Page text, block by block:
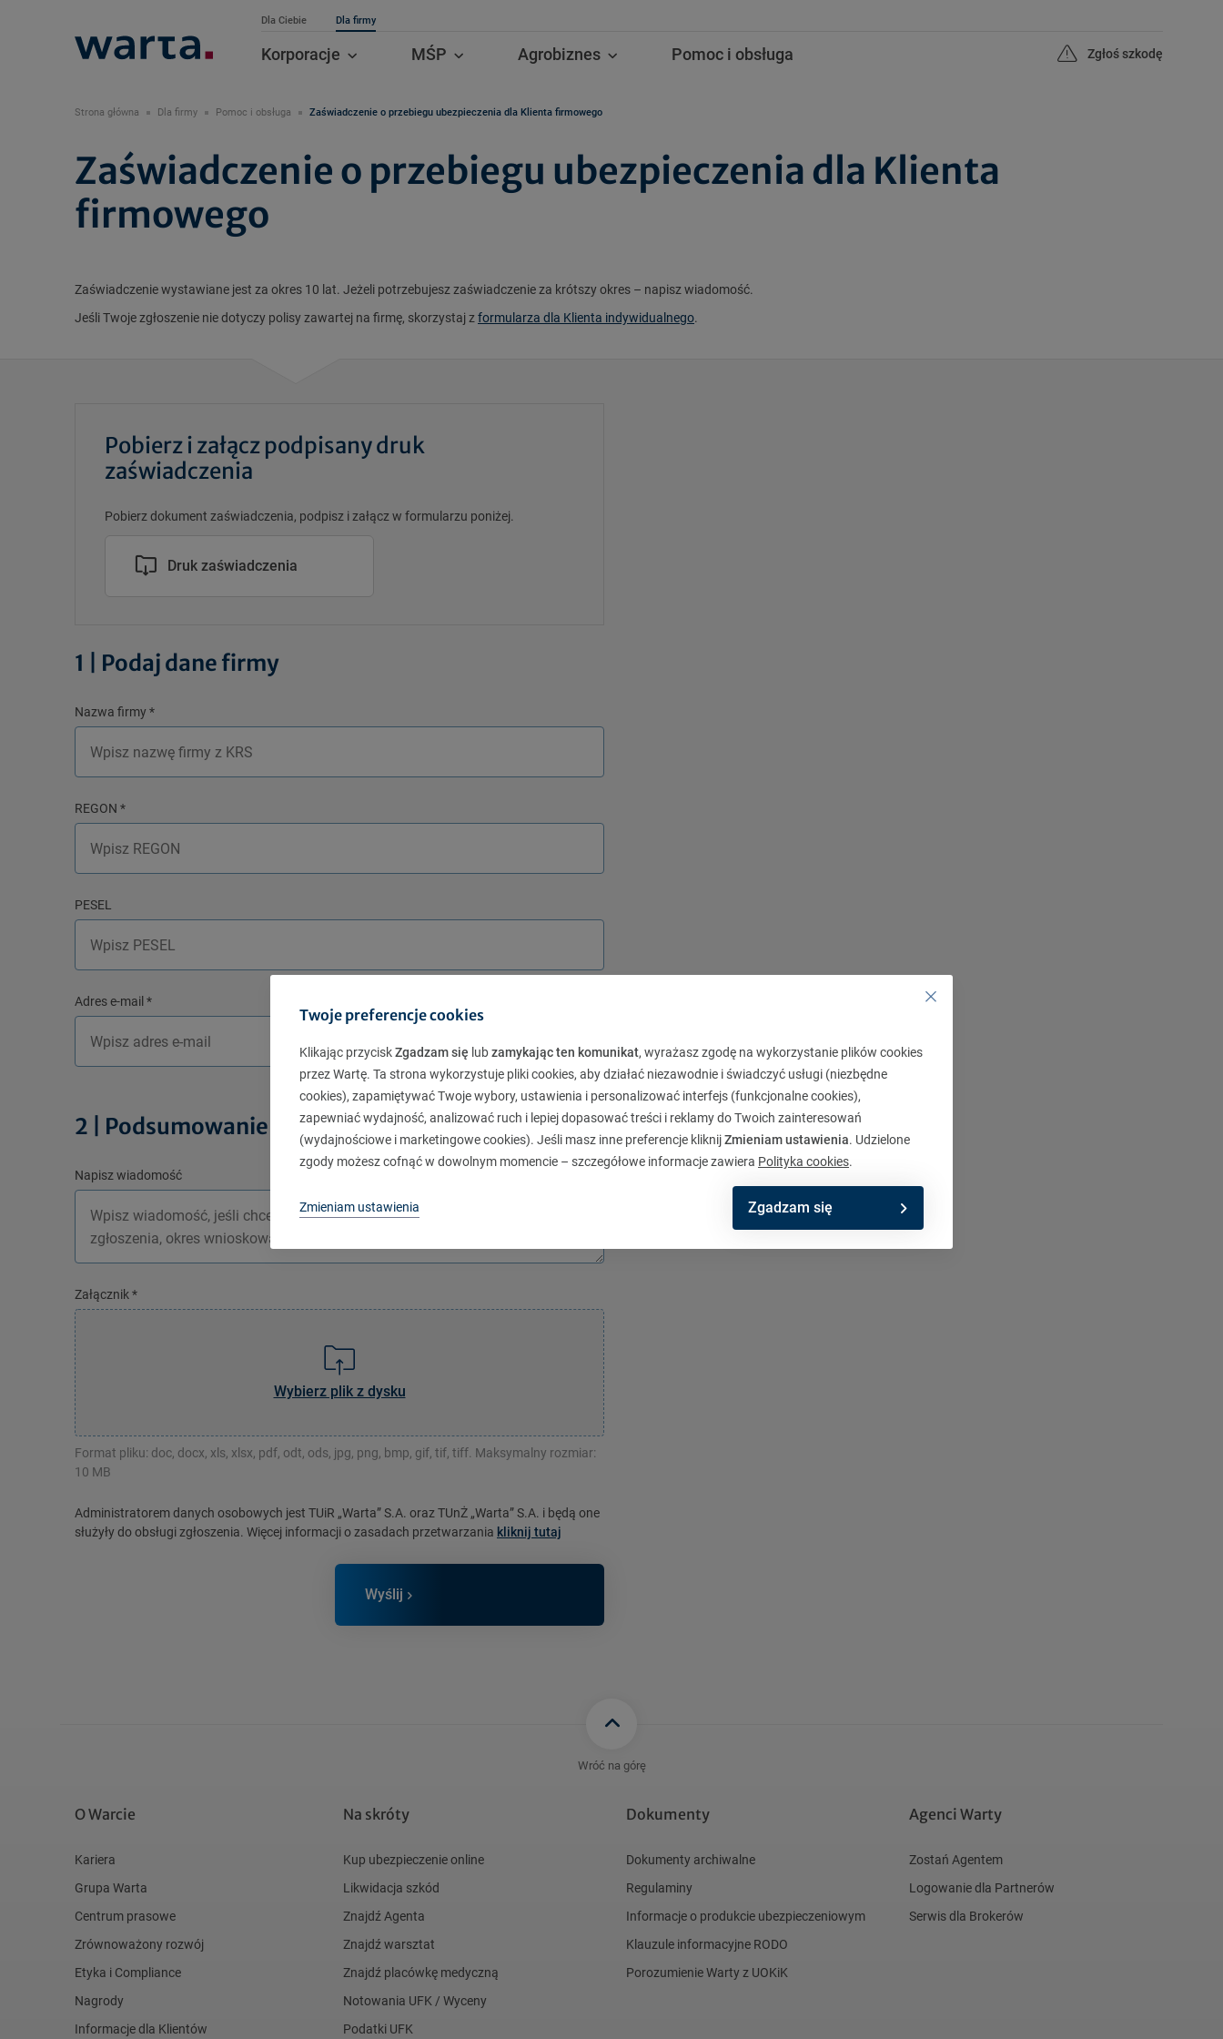
Dla Ciebie Dla firmy
Korporacje MŚP Agrobiznes Pomoc i obsługa Zgłoś szkodę
Strona główna Dla firmy Pomoc i obsługa Zaświadczenie o przebiegu ubezpieczenia dla Klienta firmowego
Zaświadczenie o przebiegu ubezpieczenia dla Klienta
firmowego
Zaświadczenie wystawiane jest za okres 10 lat. Jeżeli potrzebujesz zaświadczenie za krótszy okres – napisz wiadomość.
Jeśli Twoje zgłoszenie nie dotyczy polisy zawartej na firmę, skorzystaj zformularza dla Klienta indywidualnego.
Pobierz i załącz podpisany druk
zaświadczenia
Pobierz dokument zaświadczenia, podpisz i załącz w formularzu poniżej.
Druk zaświadczenia
1 | Podaj dane firmy
Nazwa firmy*
REGON *
PESEL
Adres e-mail *
2 | Podsumowanie i załączniki
Napisz wiadomość
Załącznik*
Wybierz plik z dysku
Format pliku: doc, docx, xls, xlsx, pdf, odt, ods, jpg, png, bmp, gif, tif, tiff. Maksymalny rozmiar:
10 MB
Administratorem danych osobowych jest TUiR „Warta” S.A. oraz TUnŻ „Warta” S.A. i będą one
służyły do obsługi zgłoszenia. Więcej informacji o zasadach przetwarzania kliknij tutaj
Wyślij
Wróć na górę
O Warcie
Kariera
Grupa Warta
Centrum prasowe
Zrównoważony rozwój
Etyka i Compliance
Nagrody
Informacje dla Klientów
Na skróty
Kup ubezpieczenie online
Likwidacja szkód
Znajdź Agenta
Znajdź warsztat
Znajdź placówkę medyczną
Notowania UFK / Wyceny
Podatki UFK
Dokumenty
Dokumenty archiwalne
Regulaminy
Informacje o produkcie ubezpieczeniowym
Klauzule informacyjne RODO
Porozumienie Warty z UOKiK
Agenci Warty
Zostań Agentem
Logowanie dla Partnerów
Serwis dla Brokerów
Twoje preferencje cookies
Klikając przyciskZgadzam się lubzamykając ten komunikat, wyrażasz zgodę na wykorzystanie plików cookies
przez Wartę. Ta strona wykorzystuje pliki cookies, aby działać niezawodnie i świadczyć usługi (niezbędne
cookies), zapamiętywać Twoje wybory, ustawienia i personalizować interfejs (funkcjonalne cookies),
zapewniać wydajność, analizować ruch i lepiej dopasować treści i reklamy do Twoich zainteresowań
(wydajnościowe i marketingowe cookies). Jeśli masz inne preferencje kliknijZmieniam ustawienia. Udzielone
zgody możesz cofnąć w dowolnym momencie – szczegółowe informacje zawiera Polityka cookies.
Zmieniam ustawienia Zgadzam się